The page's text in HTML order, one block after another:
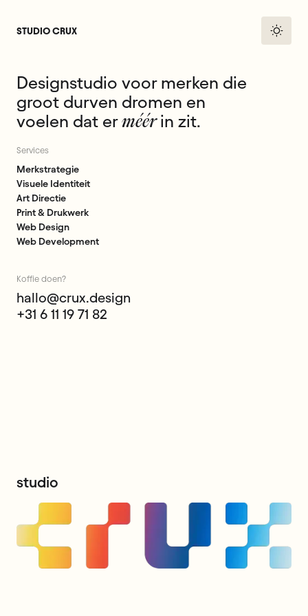
STUDIO CRUX
Designstudio voor merken die
groot durven dromen en
voelen dat erméérin zit.
Services
Merkstrategie
Visuele Identiteit
Art Directie
Print& Drukwerk
Web Design
Web Development
Koffie doen?
hallo@crux.design
+31 6 11 19 71 82
studio